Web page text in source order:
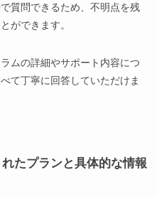
質問できるため、不明点を残
ができます。
ムの詳細やサポート内容につ
て丁寧に回答していただけま
たプランと具体的な情報